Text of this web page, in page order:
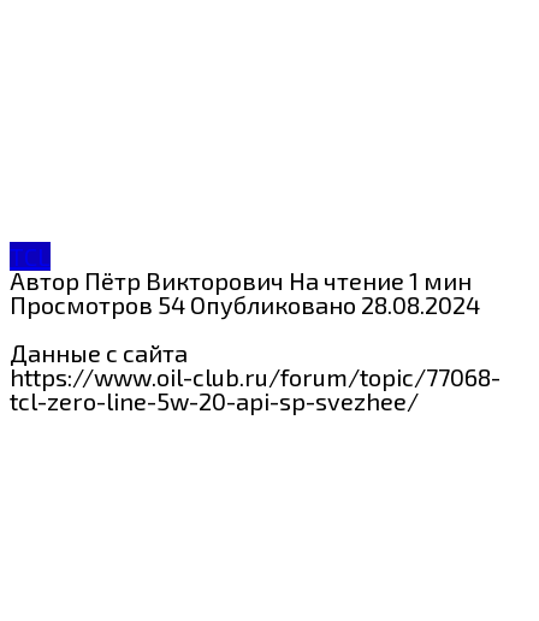
TCL
Автор Пётр Викторович На чтение 1 мин
Просмотров 54 Опубликовано 28.08.2024
Данные с сайта
https://www.oil-club.ru/forum/topic/77068-
tcl-zero-line-5w-20-api-sp-svezhee/